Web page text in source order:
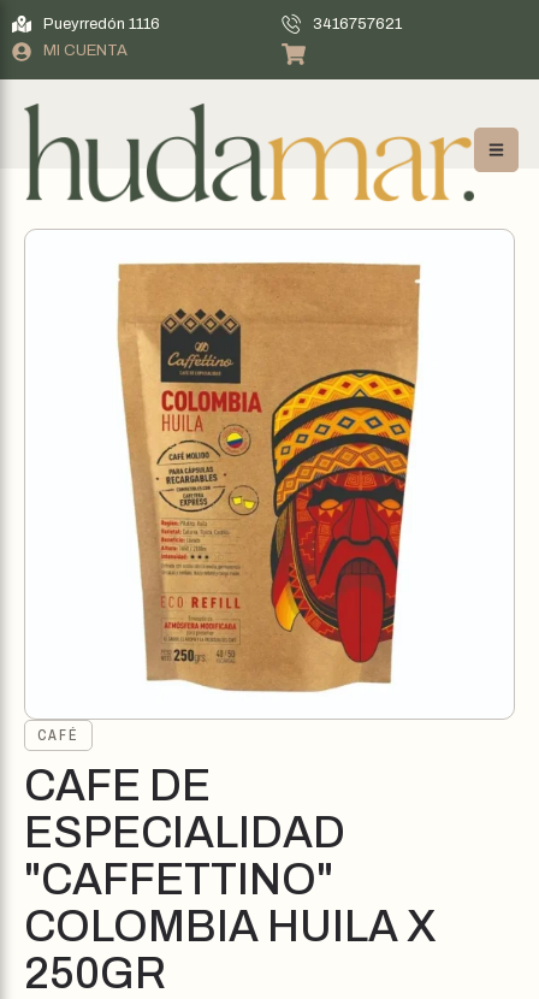
Pueyrredón 1116
3416757621
MI CUENTA
CAFÉ
CAFE DE
ESPECIALIDAD
"CAFFETTINO"
COLOMBIA HUILA X
250GR